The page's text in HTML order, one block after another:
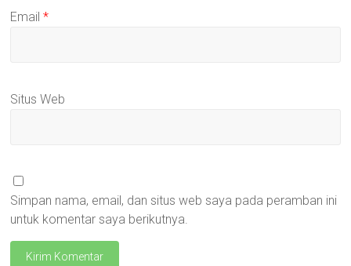
Email*
Situs Web
Simpan nama, email, dan situs web saya pada peramban ini
untuk komentar saya berikutnya.